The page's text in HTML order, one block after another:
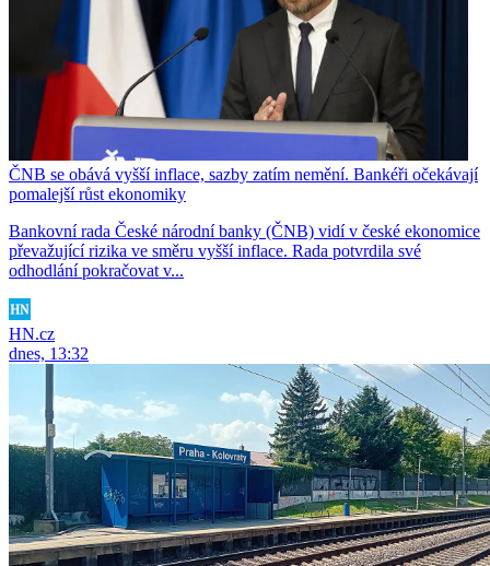
ČNB se obává vyšší inflace, sazby zatím nemění. Bankéři očekávají
pomalejší růst ekonomiky
Bankovní rada České národní banky (ČNB) vidí v české ekonomice
převažující rizika ve směru vyšší inflace. Rada potvrdila své
odhodlání pokračovat v...
HN.cz
dnes, 13:32